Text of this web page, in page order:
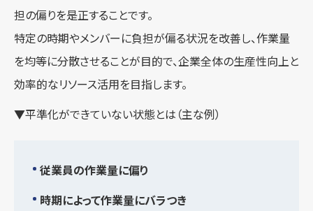
担の偏りを是正することです。
特定の時期やメンバーに負担が偏る状況を改善し、作業量
を均等に分散させることが目的で、企業全体の生産性向上と
効率的なリソース活用を目指します。
▼平準化ができていない状態とは（主な例）
従業員の作業量に偏り
時期によって作業量にバラつき